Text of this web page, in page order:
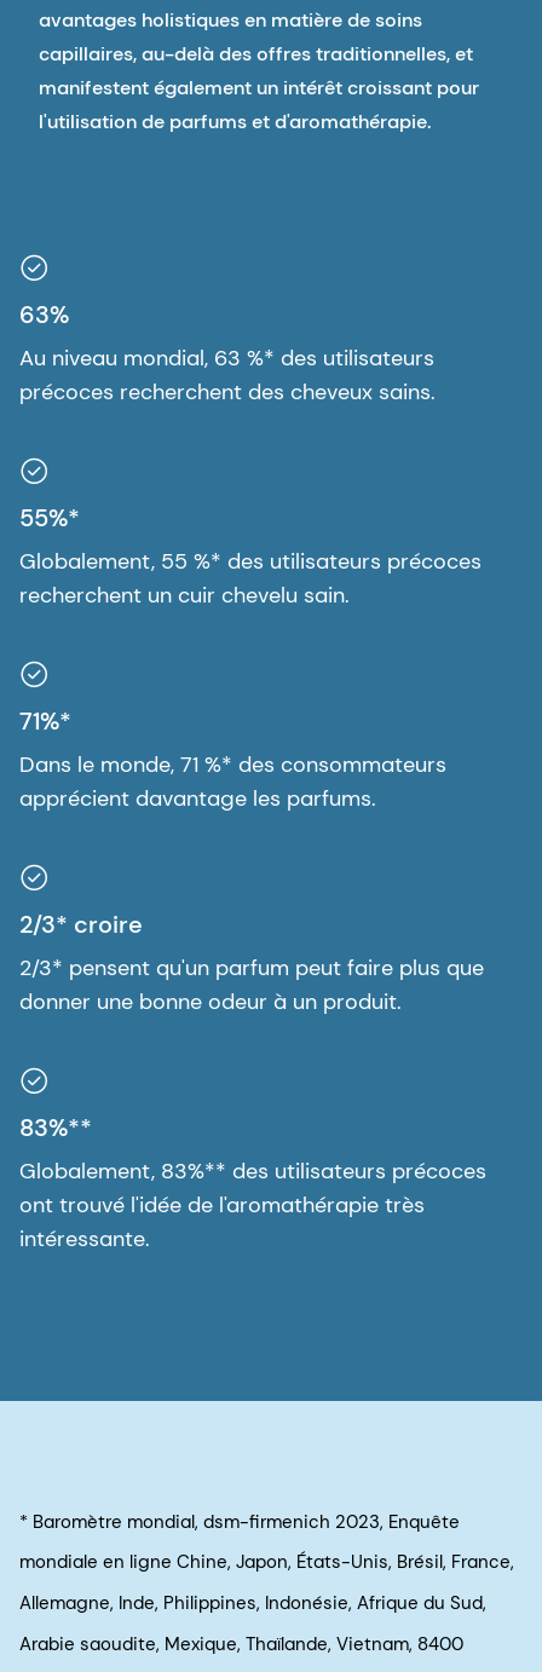
avantages holistiques en matière de soins
capillaires, au-delà des offres traditionnelles, et
manifestent également un intérêt croissant pour
l'utilisation de parfums et d'aromathérapie.
63%
Au niveau mondial, 63 %* des utilisateurs
précoces recherchent des cheveux sains.
55%*
Globalement, 55 %* des utilisateurs précoces
recherchent un cuir chevelu sain.
71%*
Dans le monde, 71 %* des consommateurs
apprécient davantage les parfums.
2/3* croire
2/3* pensent qu'un parfum peut faire plus que
donner une bonne odeur à un produit.
83%**
Globalement, 83%** des utilisateurs précoces
ont trouvé l'idée de l'aromathérapie très
intéressante.
* Baromètre mondial, dsm-firmenich 2023, Enquête
mondiale en ligne Chine, Japon, États-Unis, Brésil, France,
Allemagne, Inde, Philippines, Indonésie, Afrique du Sud,
Arabie saoudite, Mexique, Thaïlande, Vietnam, 8400